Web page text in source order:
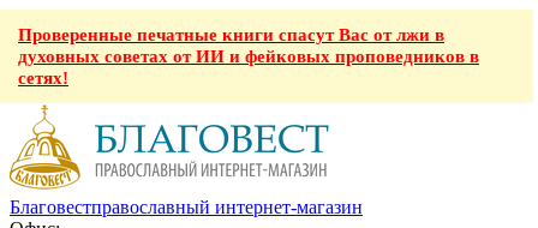
Проверенные печатные книги спасут Вас от лжи в
духовных советах от ИИ и фейковых проповедников в
сетях!
Благовестправославный интернет-магазин